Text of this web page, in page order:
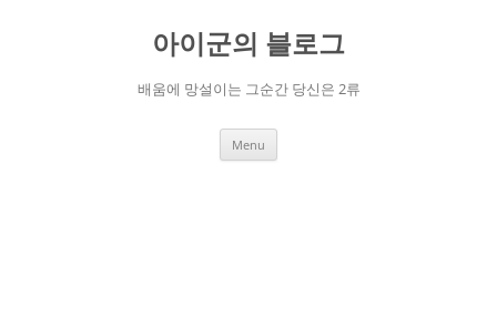
아이군의 블로그
배움에 망설이는 그순간 당신은 2류
Menu